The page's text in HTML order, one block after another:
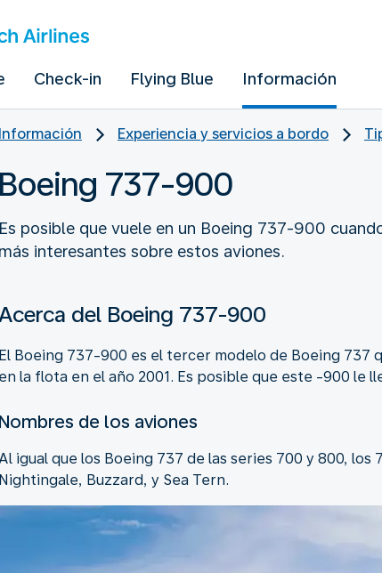
Check-in Flying Blue Información
Información Experiencia y servicios a bordo
Boeing 737-900
Es posible que vuele en un Boeing 737-900
más interesantes sobre estos aviones.
del Boeing 737-900
El Boeing 737-900 es el tercer modelo de Boeing
en la flota en el año 2001. Es posible que este -900 le
Nombres de los aviones
Al igual que los Boeing 737 de las series 700 y 800,
Nightingale, Buzzard, y Sea Tern.